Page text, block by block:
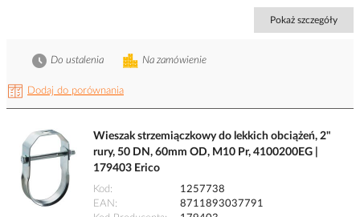
Pokaż szczegóły
Dodaj do porównania
Na zamówienie
Do ustalenia
Wieszak strzemiączkowy do lekkich obciążeń, 2"
rury, 50 DN, 60mm OD, M10 Pr, 4100200EG |
179403 Erico
Kod
1257738
EAN
8711893037791